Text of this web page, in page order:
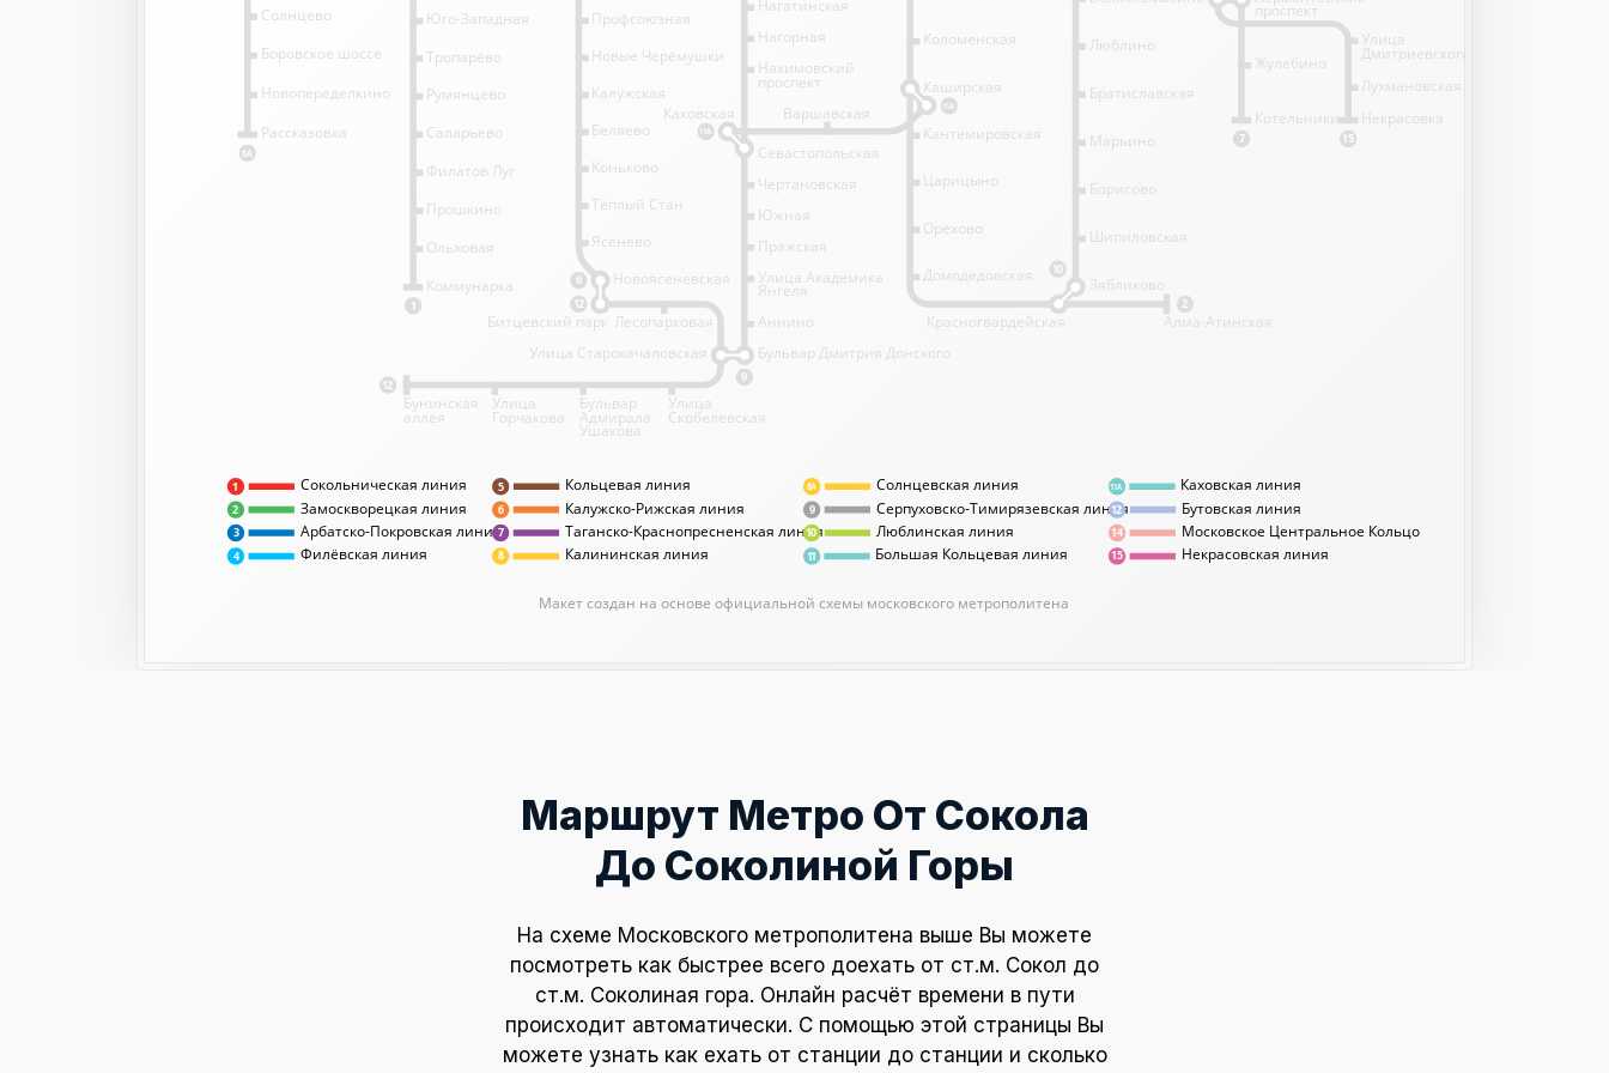
Сокольническая линия
Замоскворецкая линия
Арбатско-Покровская линия
Филёвская линия
Кольцевая линия
Калужско-Рижская линия
Таганско-Краснопресненская линия
Калининская линия
Солнцевская линия
Серпуховско-Тимирязевская линия
Люблинская линия
Каховская линия
Бутовская линия
Московское Центральное Кольцо
Макет создан на основе официальной схемы московского метрополитена
2
3
11А
Большая Кольцевая линия
8
9
10
7
6 12
8А
11
14
5
4
1
15 Некрасовская линия
7
2
10
11А
11А
9
6
12
12
1
8А
15
Профсоюзная
Новые Черёмушки
Калужская
Беляево
Коньково
Тёплый Стан
Ясенево
Новоясеневская
Нагатинская
Нагорная
Нахимовский
проспект
Севастопольская
Чертановская
Южная
Пражская
Улица Академика
Янгеля
проспект
Жулебино
Котельники
Люблино
Братиславская
Марьино
Борисово
Шипиловская
Зябликово
Коломенская
Каширская
Кантемировская
Царицыно
Орехово
Домодедовская
Красногвардейская Алма-Атинская
Аннино
Бульвар Дмитрия Донского
Саларьево
Румянцево
Тропарёво
Юго-Западная
Варшавская
Битцевский парк Лесопарковая
Улица Старокачаловская
Улица
Скобелевская
Бульвар
Адмирала
Ушакова
Улица
Горчакова
Бунинская
аллея
Каховская
Рассказовка
Новопеределкино
Боровское шоссе
Солнцево
Улица
Дмитриевского
Лухмановская
Некрасовка
Филатов Луг
Прошкино
Ольховая
Коммунарка
Маршрут Метро От Сокола
До Соколиной Горы
На схеме Московского метрополитена выше Вы можете
посмотреть как быстрее всего доехать от ст.м. Сокол до
ст.м. Соколиная гора. Онлайн расчёт времени в пути
происходит автоматически. С помощью этой страницы Вы
можете узнать как ехать от станции до станции и сколько